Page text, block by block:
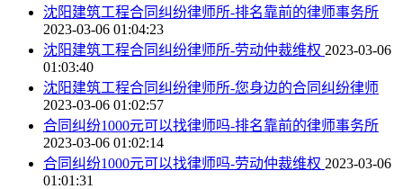
沈阳建筑工程合同纠纷律师所-排名靠前的律师事务所
2023-03-06 01:04:23
沈阳建筑工程合同纠纷律师所-劳动仲裁维权 2023-03-06
01:03:40
沈阳建筑工程合同纠纷律师所-您身边的合同纠纷律师
2023-03-06 01:02:57
合同纠纷1000元可以找律师吗-排名靠前的律师事务所
2023-03-06 01:02:14
合同纠纷1000元可以找律师吗-劳动仲裁维权 2023-03-06
01:01:31